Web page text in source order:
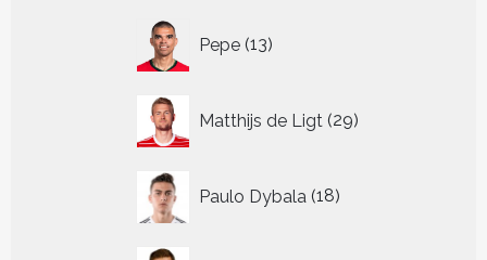
Pepe 13
producten
Matthijs de Ligt 29
producten
Paulo Dybala 18
producten